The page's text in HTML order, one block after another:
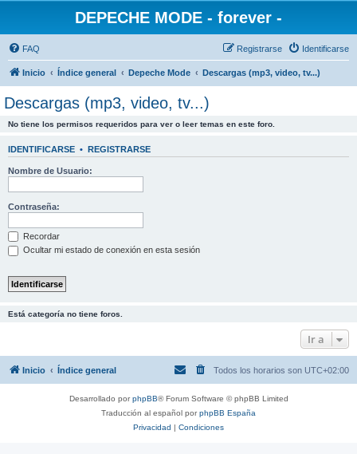
DEPECHE MODE - forever -
FAQ Identificarse
Registrarse
Inicio Índice general Depeche Mode Descargas (mp3, video, tv...)
Descargas (mp3, video, tv...)
No tiene los permisos requeridos para ver o leer temas en este foro.
IDENTIFICARSE • REGISTRARSE
Nombre de Usuario:
Contraseña:
Recordar
Ocultar mi estado de conexión en esta sesión
Está categoría no tiene foros.
Ir a
Inicio Índice general Todos los horarios son UTC+02:00
Desarrollado porphpBB® Forum Software © phpBB Limited
Traducción al español porphpBB España
Privacidad | Condiciones